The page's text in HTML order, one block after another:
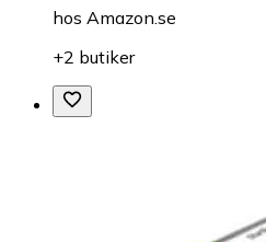
hos Amazon.se
+2 butiker